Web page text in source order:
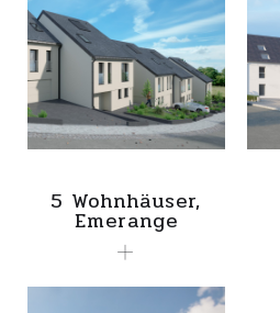
5 Wohnhäuser,
Emerange